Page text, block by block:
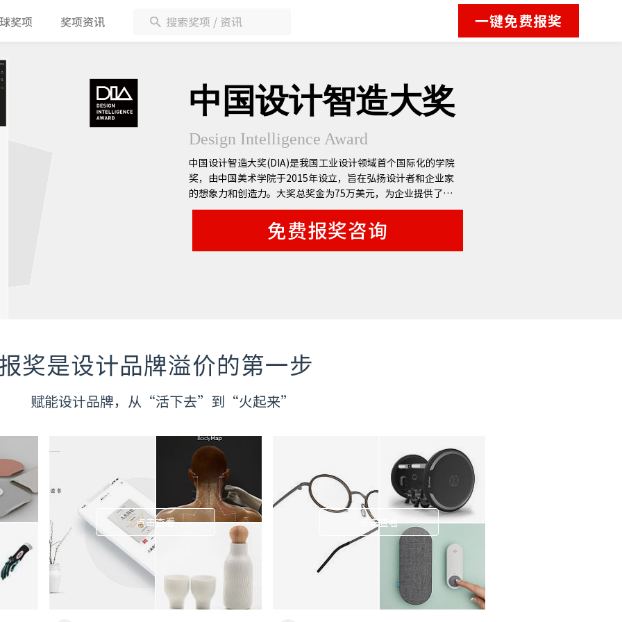
奖项 奖项资讯 一键免费报奖
中国设计智造大奖
Design Intelligence Award
中国设计智造大奖(DIA)是我国工业设计领域首个国际化的学院
奖，由中国美术学院于2015年设立，旨在弘扬设计者和企业家
的想象力和创造力。大奖总奖金为75万美元，为企业提供了一
个促进国际贸易，扩大国际连通，挖掘商业机会的平台。
免费报奖咨询
奖是设计品牌溢价的第一步
赋能设计品牌，从“活下去”到“火起来”
点击查看 点击查看